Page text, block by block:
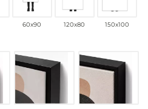
60x90 120x80 150x100